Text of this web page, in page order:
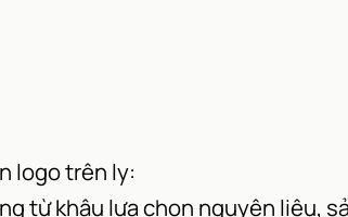
logo trên ly:
từ khâu lựa chọn nguyên liệu,